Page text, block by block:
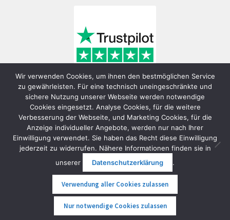
© FunShop Wien - Hochqualitative Elektromobilität 2026
Datenschutzerklärung
Erstellt mit WooCommerce
Wir verwenden Cookies, um ihnen den bestmöglichen Service
zu gewährleisten. Für eine technisch uneingeschränkte und
sichere Nutzung unserer Webseite werden notwendige
Cookies eingesetzt. Analyse Cookies, für die weitere
Verbesserung der Webseite, und Marketing Cookies, für die
Anzeige individueller Angebote, werden nur nach Ihrer
Einwilligung verwendet. Sie haben das Recht diese Einwilligung
jederzeit zu widerrufen. Nähere Informationen finden sie in
unserer
Datenschutzerklärung .
Verwendung aller Cookies zulassen
Nur notwendige Cookies zulassen